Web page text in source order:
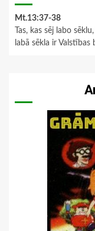
Mt.13:37-38
Tas, kas sēj labo
labā sēkla ir